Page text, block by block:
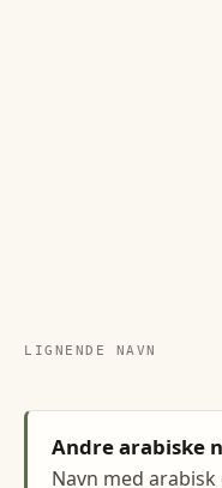
LIGNENDE NAVN
Andre arabiske
Navn med